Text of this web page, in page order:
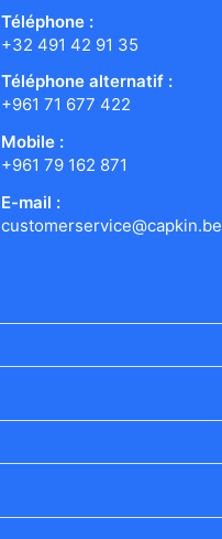
Téléphone :
+32 491 42 91 35
Téléphone alternatif :
+961 71 677 422
Mobile :
+961 79 162 871
E-mail :
customerservice@capkin.be